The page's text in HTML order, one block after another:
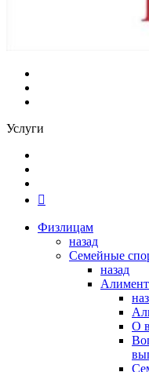
Услуги
Физлицам
назад
Семейные
назад
О